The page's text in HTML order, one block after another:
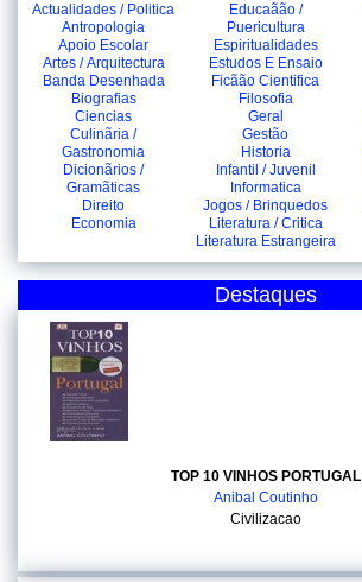
Actualidades / Politica
Antropologia
Apoio Escolar
Artes / Arquitectura
Banda Desenhada
Biografias
Ciencias
Culinãria /
Gastronomia
Dicionãrios /
Gramãticas
Direito
Economia
Educaãão /
Puericultura
Espiritualidades
Estudos E Ensaio
Ficãão Cientifica
Filosofia
Geral
Gestão
Historia
Infantil / Juvenil
Informatica
Jogos / Brinquedos
Literatura / Critica
Literatura Estrangeira
Destaques
TOP 10 VINHOS PORTUGAL
Anibal Coutinho
Civilizacao